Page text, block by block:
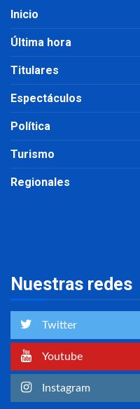
Inicio
Última hora
Titulares
Espectáculos
Política
Turismo
Regionales
Nuestras redes
Twitter
Youtube
Instagram